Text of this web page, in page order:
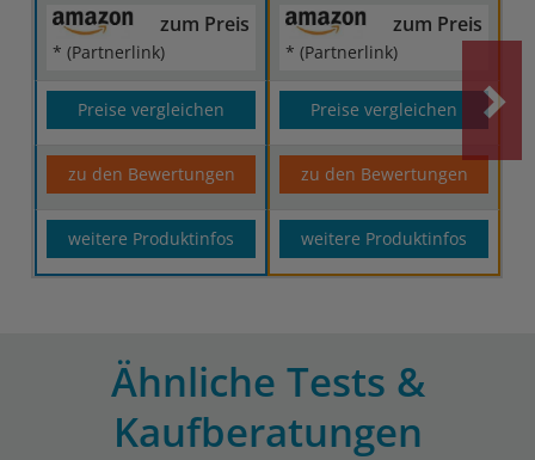
zum Preis
* (Partnerlink)
zum Preis
* (Partnerlink)
Preise vergleichen Preise vergleichen
zu den Bewertungen zu den Bewertungen
weitere Produktinfos weitere Produktinfos
Ähnliche Tests &
Kaufberatungen